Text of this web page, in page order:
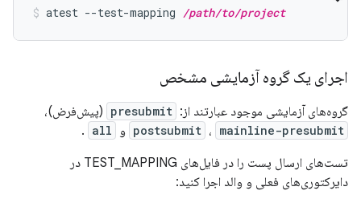
atest --test-mapping /path/to/project
اجرای یک گروه آزمایشی مشخص
گروه‌های آزمایشی موجود عبارتند از: presubmit (پیش‌فرض)،
postsubmit ، mainline-presubmit و all
.
تست‌های ارسال پست را در فایل‌های TEST_MAPPING در
دایرکتوری‌های فعلی و والد اجرا کنید: